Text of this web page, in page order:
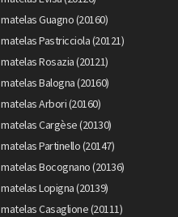
matelas Guagno (20160)
matelas Pastricciola (20121)
matelas Rosazia (20121)
matelas Balogna (20160)
matelas Arbori (20160)
matelas Cargèse (20130)
matelas Partinello (20147)
matelas Bocognano (20136)
matelas Lopigna (20139)
matelas Casaglione (20111)